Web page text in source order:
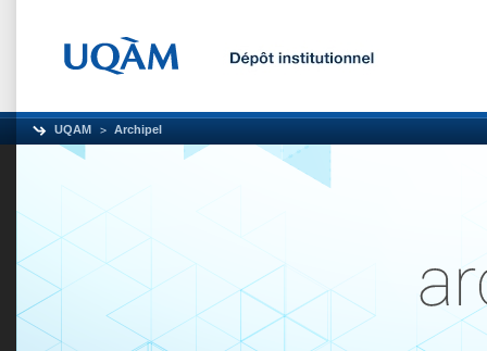
UQAM Archipel